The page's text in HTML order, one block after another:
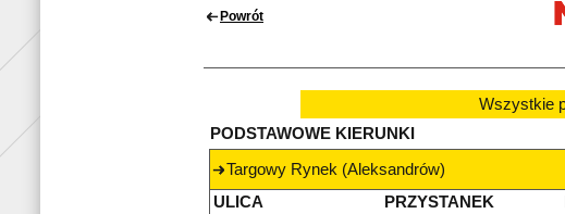
Powrót
Wszystkie
PODSTAWOWE KIERUNKI
Targowy Rynek (Aleksandrów)
ULICA
PRZYSTANEK